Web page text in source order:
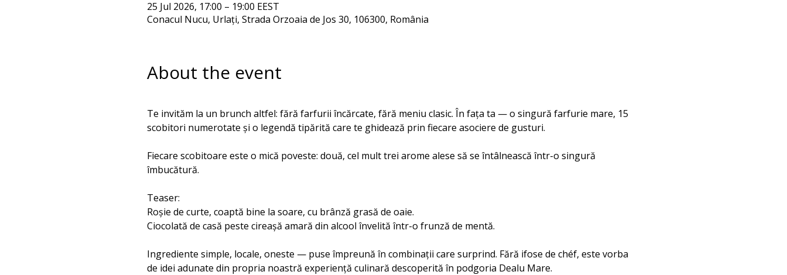
25 Jul 2026, 17:00 – 19:00 EEST
Conacul Nucu, Urlați, Strada Orzoaia de Jos 30, 106300, România
About the event
Te invităm la un brunch altfel: fără farfurii încărcate, fără meniu clasic. În fața ta — o singură farfurie mare, 15
scobitori numerotate și o legendă tipărită care te ghidează prin fiecare asociere de gusturi.
Fiecare scobitoare este o mică poveste: două, cel mult trei arome alese să se întâlnească într-o singură
îmbucătură.
Teaser:
Roșie de curte, coaptă bine la soare, cu brânză grasă de oaie.
Ciocolată de casă peste cireașă amară din alcool învelită într-o frunză de mentă.
Ingrediente simple, locale, oneste — puse împreună în combinații care surprind. Fără ifose de chéf, este vorba
de idei adunate din propria noastră experiență culinară descoperită în podgoria Dealu Mare.